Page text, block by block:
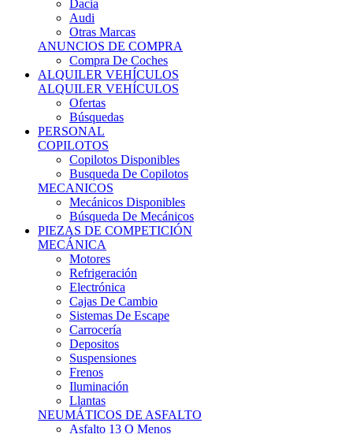
Dacia
Audi
Otras Marcas
ANUNCIOS DE COMPRA
Compra De Coches
ALQUILER VEHÍCULOS
ALQUILER VEHÍCULOS
Ofertas
Búsquedas
PERSONAL
COPILOTOS
Copilotos Disponibles
Busqueda De Copilotos
MECANICOS
Mecánicos Disponibles
Búsqueda De Mecánicos
PIEZAS DE COMPETICIÓN
MECÁNICA
Motores
Refrigeración
Electrónica
Cajas De Cambio
Sistemas De Escape
Carrocería
Depositos
Suspensiones
Frenos
Iluminación
Llantas
NEUMÁTICOS DE ASFALTO
Asfalto 13 O Menos